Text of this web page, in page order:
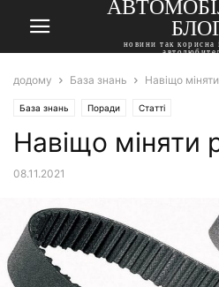
новини так корисна
додому База знань Навіщо
База знань Поради Статті
Навіщо міняти
08.11.2021